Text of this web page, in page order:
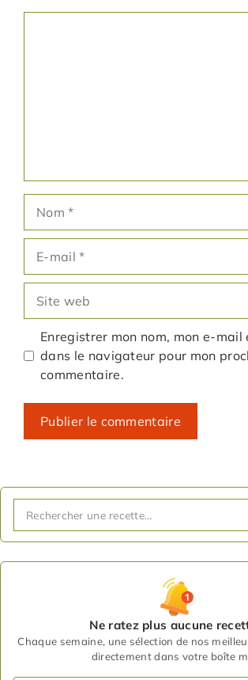
mail
web
Enregistrer mon nom, mon e-mail
dans le navigateur pour mon
commentaire.
Ne ratez plus aucune
Chaque semaine, une sélection de nos
directement dans votre boîte